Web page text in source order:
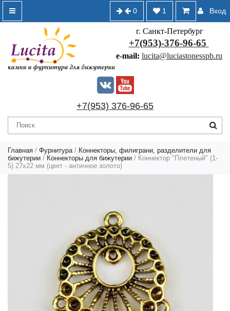
Вход
1
0
г. Санкт-Петербург
+7(953)-376-96-65
e-mail: lucita@luciastonesspb.ru
+7(953) 376-96-65
Главная / Фурнитура / Коннекторы, филиграни, разделители для
бижутерии / Коннекторы для бижутерии / Коннектор "Плетеный" (1-
5) 27х22 мм (цвет - античное золото)